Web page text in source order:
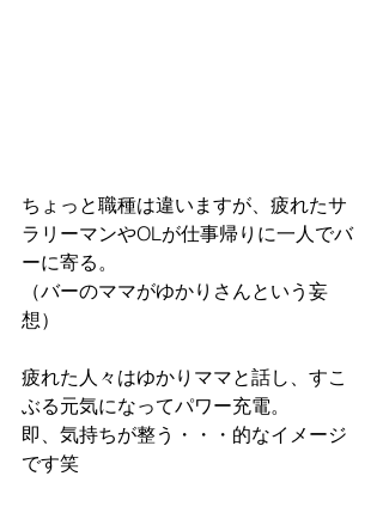
ちょっと職種は違いますが、疲れたサ
ラリーマンやOLが仕事帰りに一人でバ
ーに寄る。
（バーのママがゆかりさんという妄
想）
疲れた人々はゆかりママと話し、すこ
ぶる元気になってパワー充電。
即、気持ちが整う・・・的なイメージ
です笑